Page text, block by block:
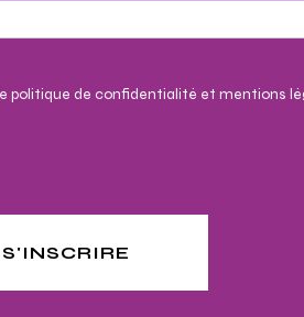
politique de confidentialité et mentions
S'INSCRIRE